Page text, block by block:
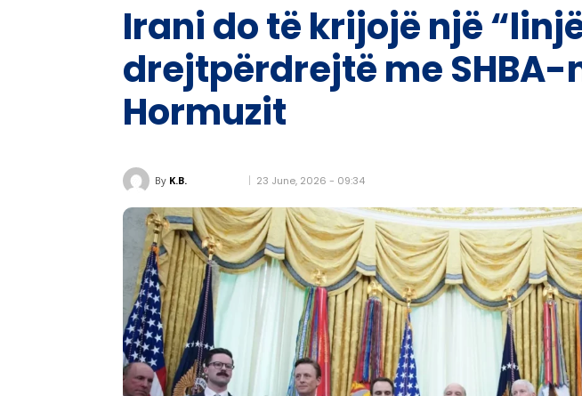
Irani do të krijojë një
drejtpërdrejtë me SHBA-
Hormuzit
By K.B. 23 June, 2026 - 09:34